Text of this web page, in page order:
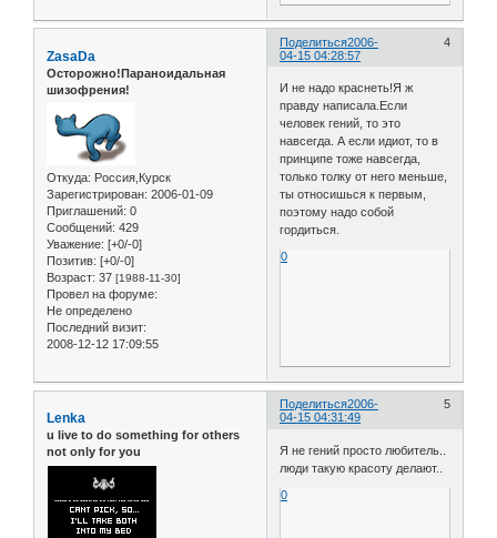
Поделиться 4
2006-
04-15 04:28:57
ZasaDa
Осторожно!Параноидальная
шизофрения!
Откуда: Россия,Курск
Зарегистрирован: 2006-01-09
Приглашений: 0
Сообщений: 429
Уважение: [+0/-0]
Позитив: [+0/-0]
Возраст: 37 [1988-11-30]
Провел на форуме:
Не определено
Последний визит:
2008-12-12 17:09:55
И не надо краснеть!Я ж
правду написала.Если
человек гений, то это
навсегда. А если идиот, то в
принципе тоже навсегда,
только толку от него меньше,
ты относишься к первым,
поэтому надо собой
гордиться.
0
Поделиться 5
2006-
04-15 04:31:49
Lenka
u live to do something for others
not only for you
Я не гений просто любитель..
люди такую красоту делают..
0